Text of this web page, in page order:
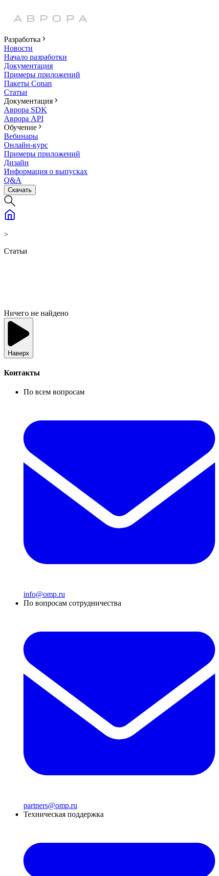
Разработка
Новости
Начало разработки
Документация
Примеры приложений
Пакеты Conan
Статьи
Документация
Аврора SDK
Аврора API
Обучение
Вебинары
Онлайн-курс
Примеры приложений
Дизайн
Информация о выпусках
Q&A
Скачать
>
Статьи
Ничего не найдено
Наверх
Контакты
По всем вопросам
info@omp.ru
По вопросам сотрудничества
partners@omp.ru
Техническая поддержка